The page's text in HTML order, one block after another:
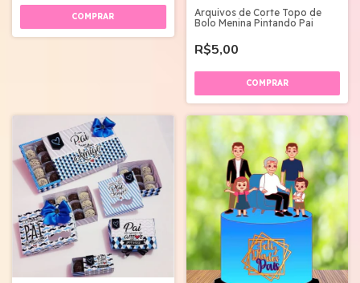
Arquivos de Corte Topo de
Bolo Menina Pintando Pai
R$5,00